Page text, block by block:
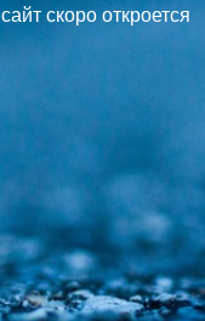
сайт скоро откроется